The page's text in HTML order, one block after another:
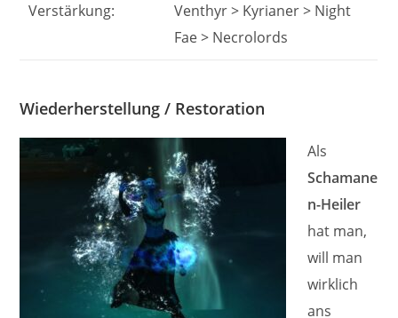
Verstärkung:
Venthyr > Kyrianer > Night
Fae > Necrolords
Wiederherstellung / Restoration
Als
Schamane
n-Heiler
hat man,
will man
wirklich
ans